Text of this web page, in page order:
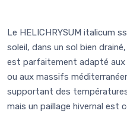
Le HELICHRYSUM italicum
soleil, dans un sol bien
est parfaitement adapté aux
ou aux massifs
supportant des températures
mais un paillage hivernal est